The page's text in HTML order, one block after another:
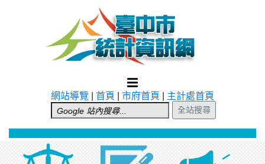
網站導覽 首頁 市府首頁 主計處首頁
全站搜尋